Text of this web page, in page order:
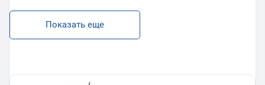
Показать еще